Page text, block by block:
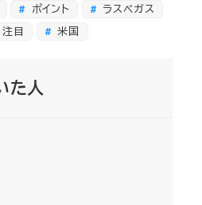
ポイント
ラスベガス
注目 米国
た人